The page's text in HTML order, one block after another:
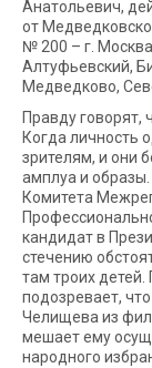
Анатольевич,
от
№ 200 – г.
Алтуфьевский,
Медведково,
Правду говорят,
Когда личность
зрителям, и они
амплуа и
Комитета
кандидат в
стечению
там троих
подозревает,
Челищева из
мешает ему
народного